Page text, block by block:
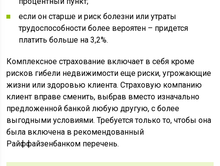
если он старше и риск болезни или утраты
трудоспособности более вероятен – придется
платить больше на 3,2%.
Комплексное страхование включает в себя кроме
рисков гибели недвижимости еще риски, угрожающие
жизни или здоровью клиента. Страховую компанию
клиент вправе сменить, выбрав вместо изначально
предложенной банкой любую другую, с более
выгодными условиями. Требуется только то, чтобы она
была включена в рекомендованный
Райффайзенбанком перечень.